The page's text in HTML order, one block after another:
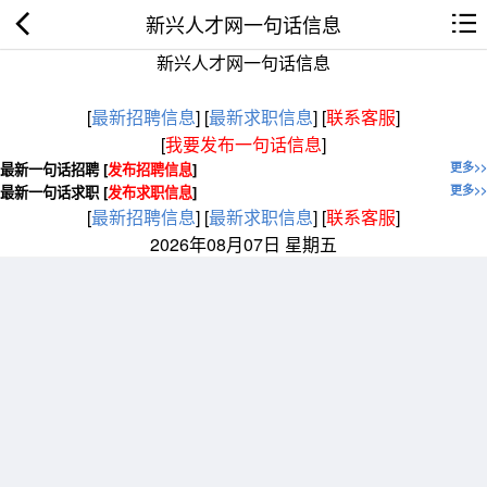
新兴人才网一句话信息
新兴人才网一句话信息
[最新招聘信息] [最新求职信息] [联系客服]
[我要发布一句话信息]
更多>>
最新一句话招聘 [发布招聘信息]
更多>>
最新一句话求职 [发布求职信息]
[最新招聘信息] [最新求职信息] [联系客服]
2026年08月07日 星期五